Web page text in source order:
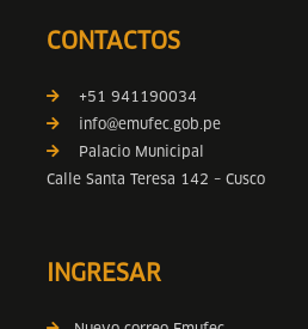
CONTACTOS
+51 941190034
info@emufec.gob.pe
Palacio Municipal
Calle Santa Teresa 142 – Cusco
INGRESAR